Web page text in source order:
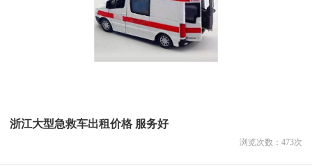
浙江大型急救车出租价格 服务好
浏览次数： 473次